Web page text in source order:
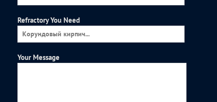
Refractory You Need
Your Message